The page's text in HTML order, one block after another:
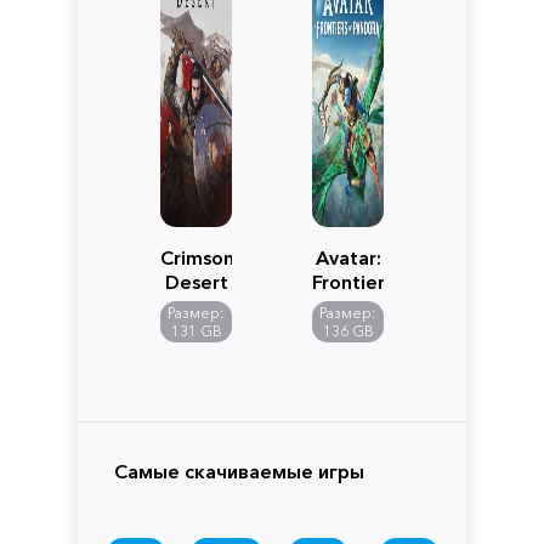
Crimson
Desert
Размер:
131 GB
Avatar:
Frontiers
of
Pandora
Размер:
136 GB
Самые скачиваемые игры